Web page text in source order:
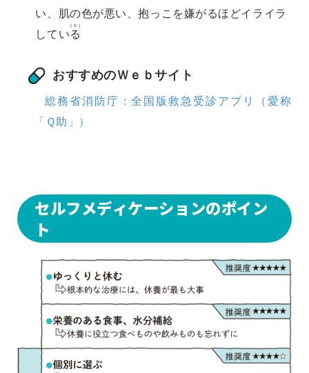
い、肌の色が悪い、抱っこを嫌がるほどイライラ
している
(６)
おすすめのＷｅｂサイト
総務省消防庁：全国版救急受診アプリ（愛称
「Ｑ助」）
セルフメディケーションのポイン
ト